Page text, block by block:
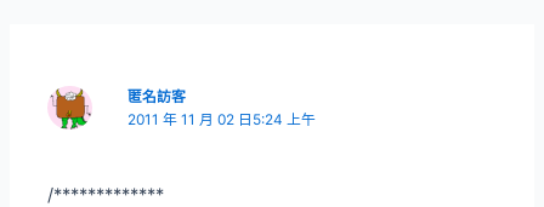
匿名訪客
2011 年 11 月 02 日5:24 上午
/*************